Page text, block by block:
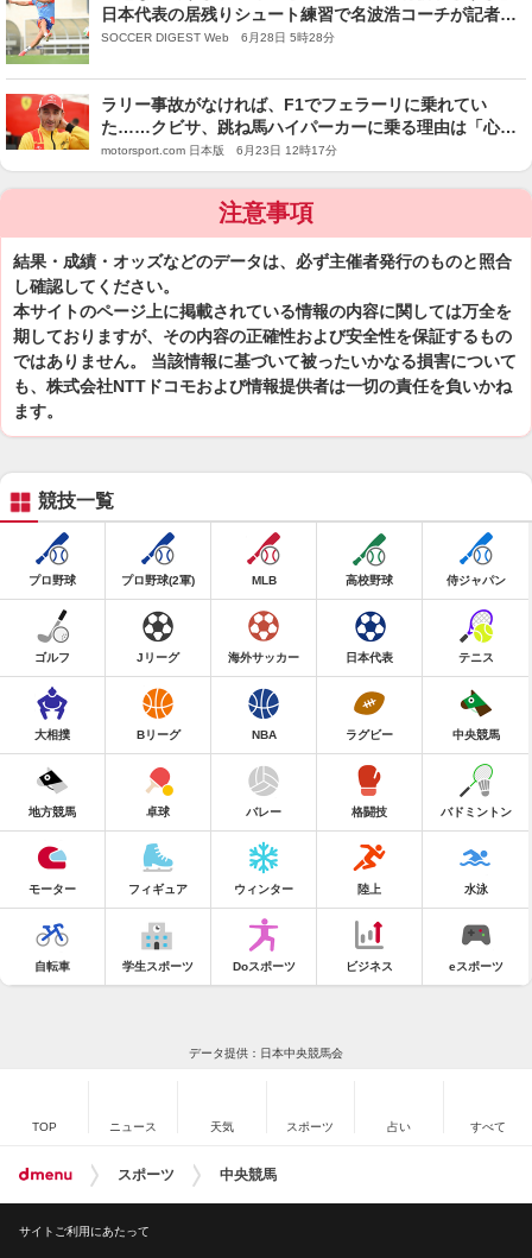
日本代表の居残りシュート練習で名波浩コーチが記者団
に“警告”！ その直後…【W杯】
SOCCER DIGEST Web 6月28日 5時28分
ラリー事故がなければ、F1でフェラーリに乗れてい
た……クビサ、跳ね馬ハイパーカーに乗る理由は「心の
傷」を癒すため
motorsport.com 日本版 6月23日 12時17分
注意事項
結果・成績・オッズなどのデータは、必ず主催者発行のものと照合
し確認してください。
本サイトのページ上に掲載されている情報の内容に関しては万全を
期しておりますが、その内容の正確性および安全性を保証するもの
ではありません。 当該情報に基づいて被ったいかなる損害について
も、株式会社NTTドコモおよび情報提供者は一切の責任を負いかね
ます。
競技一覧
プロ野球 プロ野球(2軍) MLB 高校野球 侍ジャパン
ゴルフ Jリーグ 海外サッカー 日本代表 テニス
大相撲 Bリーグ NBA ラグビー 中央競馬
地方競馬 卓球 バレー 格闘技 バドミントン
モーター フィギュア ウィンター 陸上 水泳
自転車 学生スポーツ Doスポーツ ビジネス eスポーツ
データ提供：日本中央競馬会
TOP ニュース 天気 スポーツ 占い すべて
スポーツ 中央競馬
サイトご利用にあたって